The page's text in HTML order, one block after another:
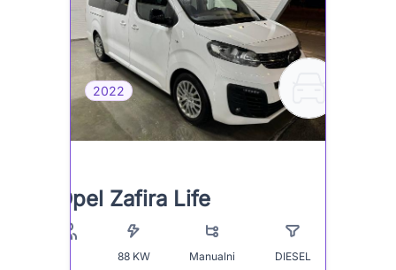
2022
Opel Zafira Life
88 KW Manualni DIESEL